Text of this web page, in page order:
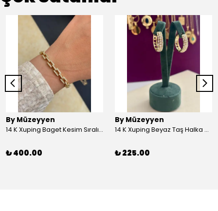
By Müzeyyen
14 K Xuping Baget Kesim Sıralı Bileklik
₺ 400.00
By Müzeyyen
14 K Xuping Beyaz Taş Halka Küpe
₺ 225.00